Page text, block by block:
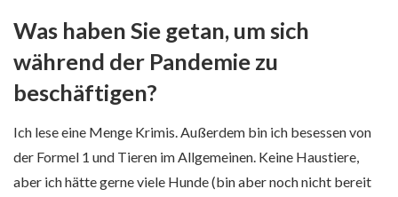
Was haben Sie getan, um sich
während der Pandemie zu
beschäftigen?
Ich lese eine Menge Krimis. Außerdem bin ich besessen von
der Formel 1 und Tieren im Allgemeinen. Keine Haustiere,
aber ich hätte gerne viele Hunde (bin aber noch nicht bereit